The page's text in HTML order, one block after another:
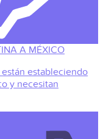
A MÉXICO
están estableciendo
y necesitan